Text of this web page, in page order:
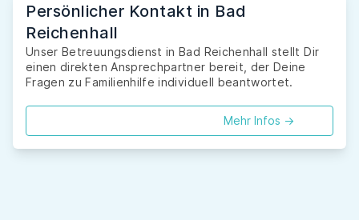
Persönlicher Kontakt in Bad
Reichenhall
Unser Betreuungsdienst in Bad Reichenhall stellt Dir
einen direkten Ansprechpartner bereit, der Deine
Fragen zu Familienhilfe individuell beantwortet.
Mehr Infos ->